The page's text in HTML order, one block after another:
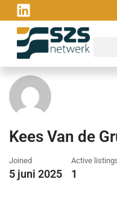
Kees Van de
Joined
5 juni 2025
Active
1